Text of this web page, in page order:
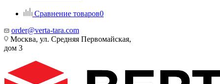
Сравнение товаров0
order@verta-tara.com
Москва, ул. Средняя Первомайская,
дом 3